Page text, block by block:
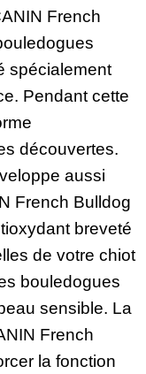
French
spécialement
Pendant cette
découvertes.
aussi
French Bulldog
breveté
de votre chiot
bouledogues
sensible. La
French
la fonction